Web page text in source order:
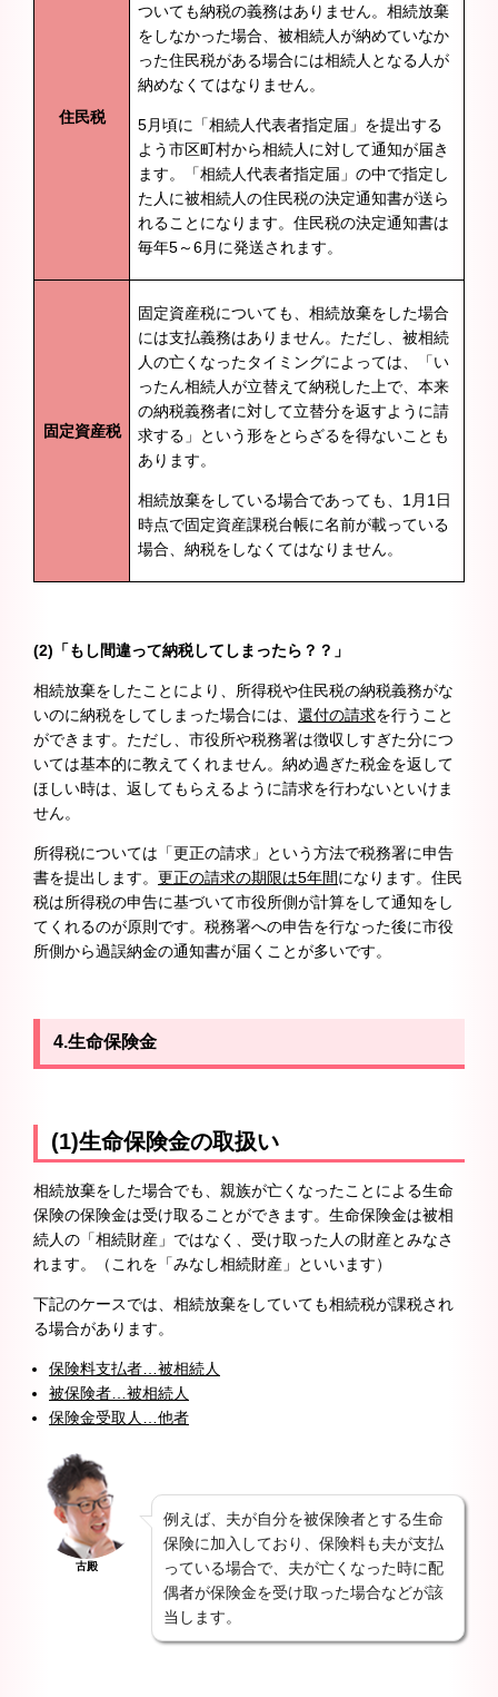
住民税
ついても納税の義務はありません。相続放棄
をしなかった場合、被相続人が納めていなか
った住民税がある場合には相続人となる人が
納めなくてはなりません。
5月頃に「相続人代表者指定届」を提出する
よう市区町村から相続人に対して通知が届き
ます。「相続人代表者指定届」の中で指定し
た人に被相続人の住民税の決定通知書が送ら
れることになります。住民税の決定通知書は
毎年5～6月に発送されます。
固定資産税
固定資産税についても、相続放棄をした場合
には支払義務はありません。ただし、被相続
人の亡くなったタイミングによっては、「い
ったん相続人が立替えて納税した上で、本来
の納税義務者に対して立替分を返すように請
求する」という形をとらざるを得ないことも
あります。
相続放棄をしている場合であっても、1月1日
時点で固定資産課税台帳に名前が載っている
場合、納税をしなくてはなりません。
(2)「もし間違って納税してしまったら？？」
相続放棄をしたことにより、所得税や住民税の納税義務がな
いのに納税をしてしまった場合には、 還付の請求を行うこと
ができます。ただし、市役所や税務署は徴収しすぎた分につ
いては基本的に教えてくれません。納め過ぎた税金を返して
ほしい時は、返してもらえるように請求を行わないといけま
せん。
所得税については「更正の請求」という方法で税務署に申告
書を提出します。 更正の請求の期限は5年間になります。住民
税は所得税の申告に基づいて市役所側が計算をして通知をし
てくれるのが原則です。税務署への申告を行なった後に市役
所側から過誤納金の通知書が届くことが多いです。
4.生命保険金
(1)生命保険金の取扱い
相続放棄をした場合でも、親族が亡くなったことによる生命
保険の保険金は受け取ることができます。生命保険金は被相
続人の「相続財産」ではなく、受け取った人の財産とみなさ
れます。（これを「みなし相続財産」といいます）
下記のケースでは、相続放棄をしていても相続税が課税され
る場合があります。
保険料支払者…被相続人
被保険者…被相続人
保険金受取人…他者
古殿
例えば、夫が自分を被保険者とする生命
保険に加入しており、保険料も夫が支払
っている場合で、夫が亡くなった時に配
偶者が保険金を受け取った場合などが該
当します。